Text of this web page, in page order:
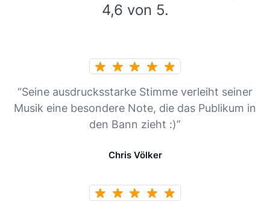
4,6 von 5.
“Seine ausdrucksstarke Stimme verleiht seiner
Musik eine besondere Note, die das Publikum in
den Bann zieht :)”
Chris Völker